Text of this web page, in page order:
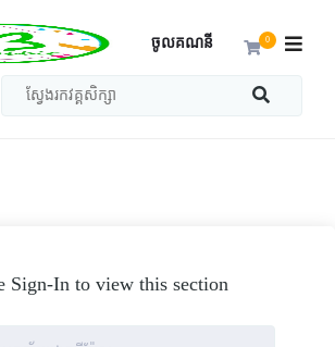
0
ចូលគណនី
Sign-In to view this section